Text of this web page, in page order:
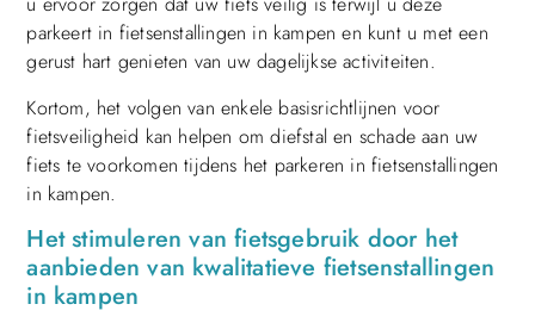
parkeert in fietsenstallingen in kampen en kunt u met een
gerust hart genieten van uw dagelijkse activiteiten.
Kortom, het volgen van enkele basisrichtlijnen voor
fietsveiligheid kan helpen om diefstal en schade aan uw
fiets te voorkomen tijdens het parkeren in fietsenstallingen
in kampen.
Het stimuleren van fietsgebruik door het
aanbieden van kwalitatieve fietsenstallingen
in kampen